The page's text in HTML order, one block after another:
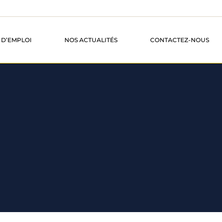
NOS ACTUALITÉS CONTACTEZ-NOUS